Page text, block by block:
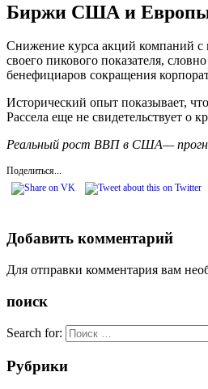
Биржи США и Европы:
Снижение курса акций компаний с
своего пикового показателя,
бенефициаров сокращения
Исторический опыт показывает,
Рассела еще не свидетельствует о
Реальный рост ВВП в США—
Поделиться...
Добавить комментарий
Для отправки комментария вам
поиск
Search for:
Рубрики